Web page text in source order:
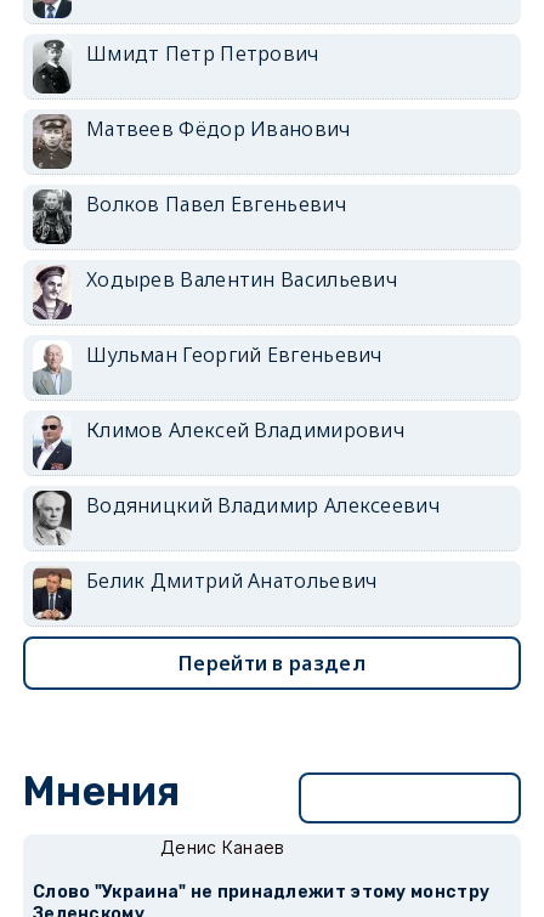
Шмидт Петр Петрович
Матвеев Фёдор Иванович
Волков Павел Евгеньевич
Ходырев Валентин Васильевич
Шульман Георгий Евгеньевич
Климов Алексей Владимирович
Водяницкий Владимир Алексеевич
Белик Дмитрий Анатольевич
Перейти в раздел
Мнения
Денис Канаев
Слово "Украина" не принадлежит этому монстру